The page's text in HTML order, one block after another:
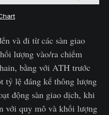
và đi từ các sàn giao
lượng vào/ra chiếm
bằng với ATH trước
tỷ lệ đáng kể thông lượng
động sàn giao dịch, khi
với quy mô và khối lượng